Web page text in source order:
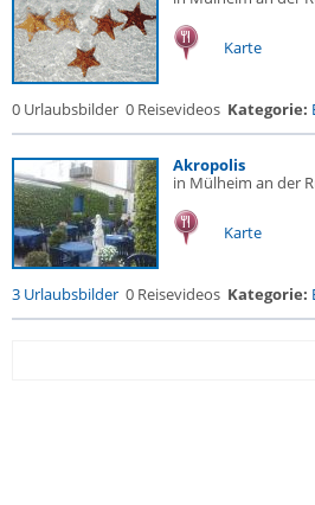
Karte
0 Urlaubsbilder 0 Reisevideos Kategorie:
Akropolis
in Mülheim an der
Karte
3 Urlaubsbilder 0 Reisevideos Kategorie: